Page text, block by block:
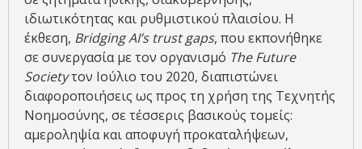
ιδιωτικότητας και ρυθμιστικού πλαισίου. Η
έκθεση, BridgingAI’s trust gaps, που εκπονήθηκε
σε συνεργασία με τον οργανισμό The Future
Societyτον Ιούλιο του 2020, διαπιστώνει
διαφοροποιήσεις ως προς τη χρήση της Τεχνητής
Νοημοσύνης, σε τέσσερις βασικούς τομείς:
αμεροληψία και αποφυγή προκαταλήψεων,